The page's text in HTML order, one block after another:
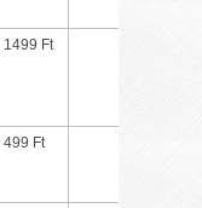
1499 Ft
499 Ft